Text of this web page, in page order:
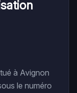
à Avignon
le numéro